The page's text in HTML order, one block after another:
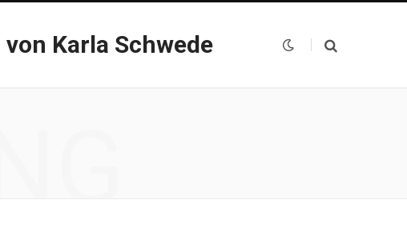
Karla Schwede